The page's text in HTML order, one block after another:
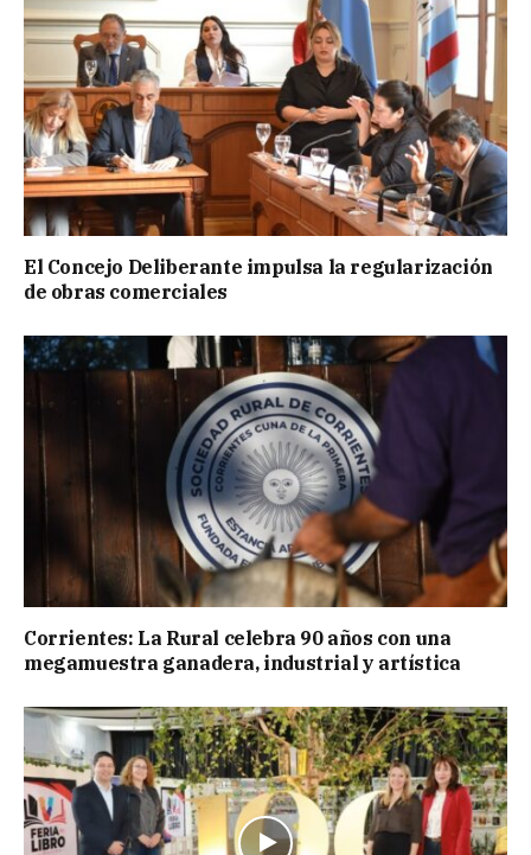
El Concejo Deliberante impulsa la regularización
de obras comerciales
Corrientes: La Rural celebra 90 años con una
megamuestra ganadera, industrial y artística